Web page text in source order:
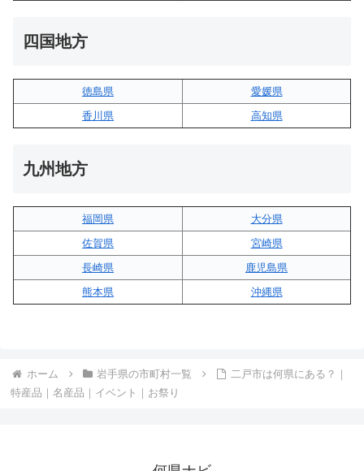
四国地方
徳島県
愛媛県
香川県
高知県
九州地方
福岡県
大分県
佐賀県
宮崎県
長崎県
鹿児島県
熊本県
沖縄県
ホーム 岩手県の市町村一覧
二戸市は何県にある？｜
特産品｜名産品｜イベント｜お祭り